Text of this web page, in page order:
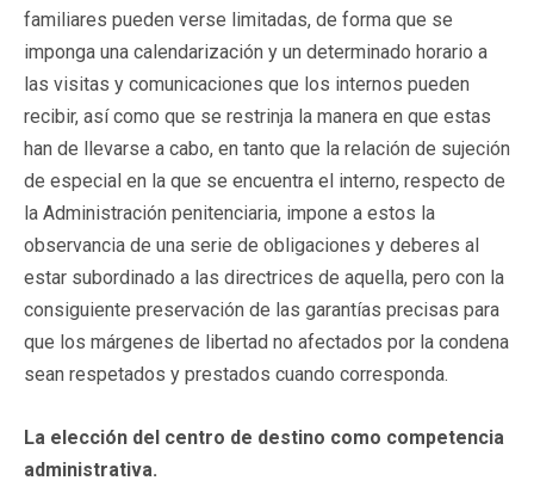
familiares pueden verse limitadas, de forma que se
imponga una calendarización y un determinado horario a
las visitas y comunicaciones que los internos pueden
recibir, así como que se restrinja la manera en que estas
han de llevarse a cabo, en tanto que la relación de sujeción
de especial en la que se encuentra el interno, respecto de
la Administración penitenciaria, impone a estos la
observancia de una serie de obligaciones y deberes al
estar subordinado a las directrices de aquella, pero con la
consiguiente preservación de las garantías precisas para
que los márgenes de libertad no afectados por la condena
sean respetados y prestados cuando corresponda.
La elección del centro de destino como competencia
administrativa.